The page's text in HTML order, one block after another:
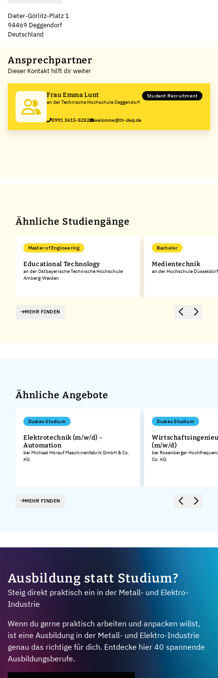
Dieter-Görlitz-Platz 1
94469 Deggendorf
Deutschland
+
−
Ansprechpartner
Dieser Kontakt hilft dir weiter
Frau Emma Lunt
an der Technische Hochschule Deggendorf
Student Recruitment
0991 3615-8282 welcome@th-deg.de
Ähnliche Studiengänge
Master of Engineering
Educational Technology
an der Ostbayerische Technische Hochschule
Amberg-Weiden
Bachelor
Medientechnik
an der Hochschule Düsseldorf
MEHR FINDEN
Ähnliche Angebote
Duales Studium
Elektrotechnik (m/w/d) -
Automation
bei Michael Hörauf Maschinenfabrik GmbH & Co.
KG
Duales Studium
(m/w/d)
bei Rosenberger
Co. KG
MEHR FINDEN
Ausbildung statt Studium?
Steig direkt praktisch ein in der Metall- und Elektro-
Industrie
Wenn du gerne praktisch arbeiten und anpacken willst,
ist eine Ausbildung in der Metall- und Elektro-Industrie
genau das richtige für dich. Entdecke hier 40 spannende
Ausbildungsberufe.